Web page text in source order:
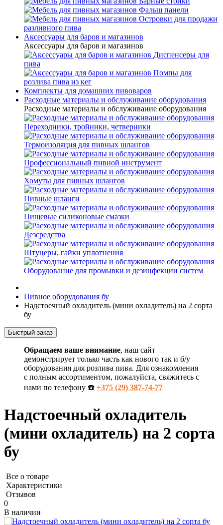
Фальш панели
Островки для продажи
разливного пива
Аксессуары для баров и магазинов
Аксессуары для баров и магазинов
Диспенсеры для
пива
Помпы для
розлива пива из кег
Комплекты для домашних пивоваров
Расходные материалы и обслуживание оборудования
Расходные материалы и обслуживание оборудования
Переходники, тройники, четверники
Термоизоляция для пивных шлангов
Профессиональный пивной инструмент
Хомуты для пивных шлангов
Пивные шланги
Пищевые силиконовые смазки
Дезсредства
Штуцеры, гайки уплотнения
Оборудование для промывки и дезинфекции систем
Пивное оборудования бу
Надстоечный охладитель (мини охладитель) на 2 сорта
бу
Быстрый заказ
Обращаем ваше внимание, наш сайт
демонстрирует только часть как нового так и б/у
оборудования для розлива пива. Для ознакомления
с полным ассортиментом, пожалуйста, свяжитесь с
нами по телефону ☎️ +375 (29) 387-74-77
Надстоечный охладитель
(мини охладитель) на 2 сорта
бу
Все о товаре
Характеристики
Отзывов
0
В наличии